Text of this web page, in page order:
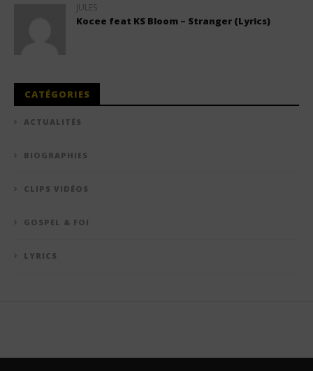
JULES
Kocee feat KS Bloom – Stranger (Lyrics)
CATÉGORIES
ACTUALITÉS
BIOGRAPHIES
CLIPS VIDÉOS
GOSPEL & FOI
LYRICS